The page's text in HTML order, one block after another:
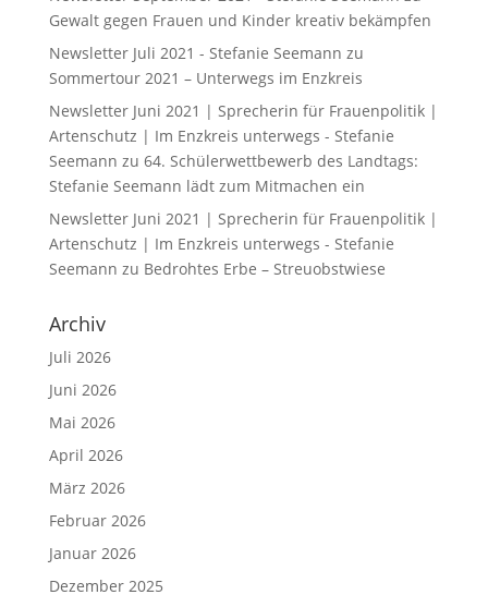
Gewalt gegen Frauen und Kinder kreativ bekämpfen
Newsletter Juli 2021 - Stefanie Seemann zu
Sommertour 2021 – Unterwegs im Enzkreis
Newsletter Juni 2021 | Sprecherin für Frauenpolitik |
Artenschutz | Im Enzkreis unterwegs - Stefanie
Seemann zu 64. Schülerwettbewerb des Landtags:
Stefanie Seemann lädt zum Mitmachen ein
Newsletter Juni 2021 | Sprecherin für Frauenpolitik |
Artenschutz | Im Enzkreis unterwegs - Stefanie
Seemann zu Bedrohtes Erbe – Streuobstwiese
Archiv
Juli 2026
Juni 2026
Mai 2026
April 2026
März 2026
Februar 2026
Januar 2026
Dezember 2025